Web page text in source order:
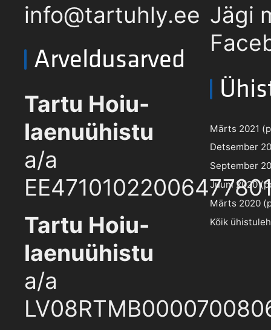
info@tartuhly.ee
Arveldusarved
Tartu Hoiu-
laenuühistu
a/a
Tartu Hoiu-
laenuühistu
a/a
Jägi
Märts 2021
Detsember
September
Juuni 2020
Märts 2020
Kõik